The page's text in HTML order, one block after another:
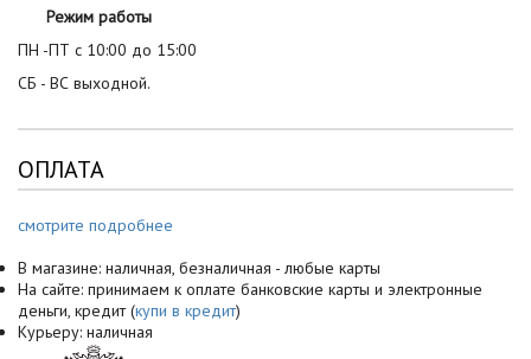
Режим работы
ПН -ПТ с 10:00 до 15:00
СБ - ВС выходной.
ОПЛАТА
смотрите подробнее
В магазине: наличная, безналичная - любые карты
На сайте: принимаем к оплате банковские карты и электронные
деньги, кредит (купи в кредит)
Курьеру: наличная